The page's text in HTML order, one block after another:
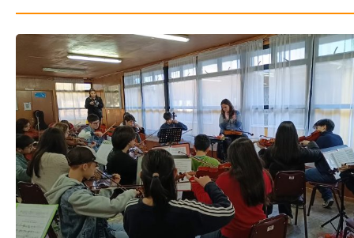
AUDIOS
VIDEOS
GALERIA DE FOTOS
APP MÓVIL
TRANSPARENCIA